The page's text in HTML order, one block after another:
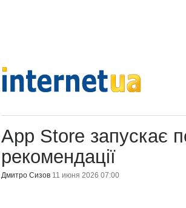
App Store запускає
рекомендації
Дмитро Сизов 11 июня 2026 07:00